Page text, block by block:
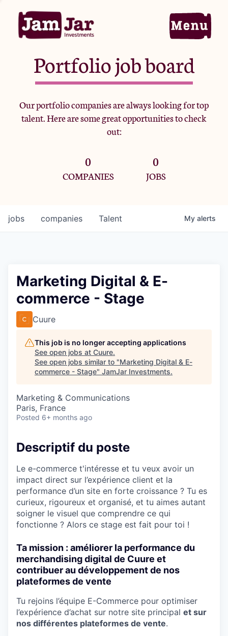
Home
Portfolio
Team
Criteria
Jobs
Portfolio job board
Our portfolio companies are always looking for top
talent. Here are some great opportunities to check
out:
0
COMPANIES
0
JOBS
jobs companies Talent My alerts
Marketing Digital & E-
commerce - Stage
Cuure
This job is no longer accepting applications
See open jobs at Cuure.
See open jobs similar to "Marketing Digital & E-
commerce - Stage" JamJar Investments.
Marketing & Communications
Paris, France
Posted 6+ months ago
Descriptif du poste
Le e-commerce t'intéresse et tu veux avoir un
impact direct sur l’expérience client et la
performance d’un site en forte croissance ? Tu es
curieux, rigoureux et organisé, et tu aimes autant
soigner le visuel que comprendre ce qui
fonctionne ? Alors ce stage est fait pour toi !
Ta mission : améliorer la performance du
merchandising digital de Cuure et
contribuer au développement de nos
plateformes de vente
Tu rejoins l’équipe E-Commerce pour optimiser
l’expérience d’achat sur notre site principal et sur
nos différentes plateformes de vente.